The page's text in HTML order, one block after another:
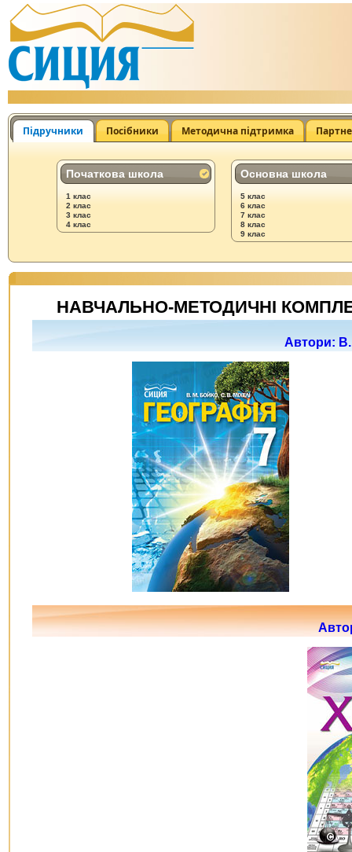
Підручники Посібники Методична підтримка
Початкова школа
1 клас
2 клас
3 клас
4 клас
Основна школа
5 клас
6 клас
7 клас
8 клас
9 клас
НАВЧАЛЬНО-МЕТОДИЧНІ
Автори: